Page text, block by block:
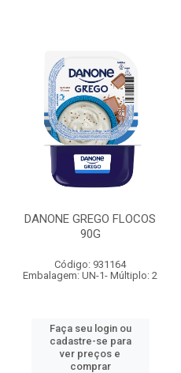
DANONE GREGO FLOCOS
90G
Código: 931164
Embalagem: UN-1- Múltiplo: 2
Faça seu login ou
cadastre-se para
ver preços e
comprar